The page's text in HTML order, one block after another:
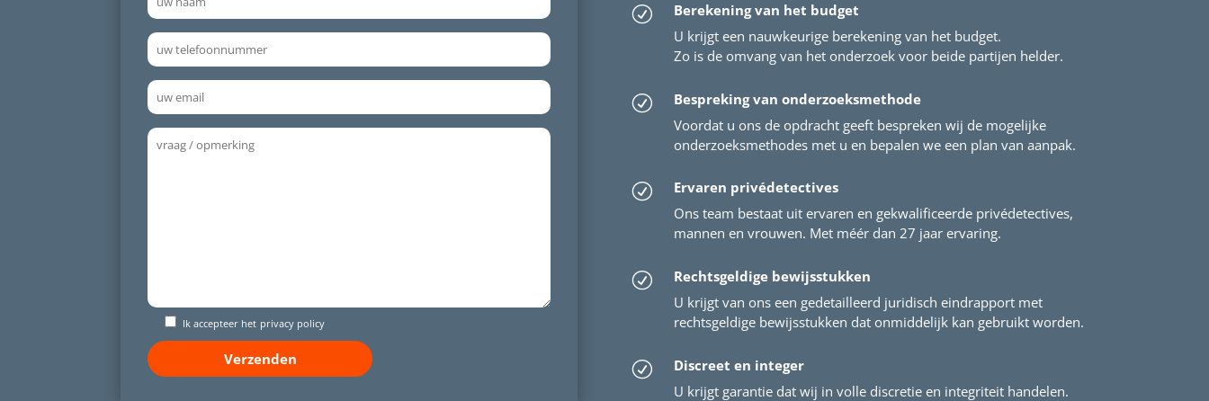
Ik accepteer het privacy policy
R
Berekening van het budget
U krijgt een nauwkeurige berekening van het budget.
Zo is de omvang van het onderzoek voor beide partijen helder.
R
Bespreking van onderzoeksmethode
Voordat u ons de opdracht geeft bespreken wij de mogelijke
onderzoeksmethodes met u en bepalen we een plan van aanpak.
R
Ervaren privédetectives
Ons team bestaat uit ervaren en gekwalificeerde privédetectives,
mannen en vrouwen. Met méér dan 27 jaar ervaring.
R
Rechtsgeldige bewijsstukken
U krijgt van ons een gedetailleerd juridisch eindrapport met
rechtsgeldige bewijsstukken dat onmiddelijk kan gebruikt worden.
R
Discreet en integer
U krijgt garantie dat wij in volle discretie en integriteit handelen.